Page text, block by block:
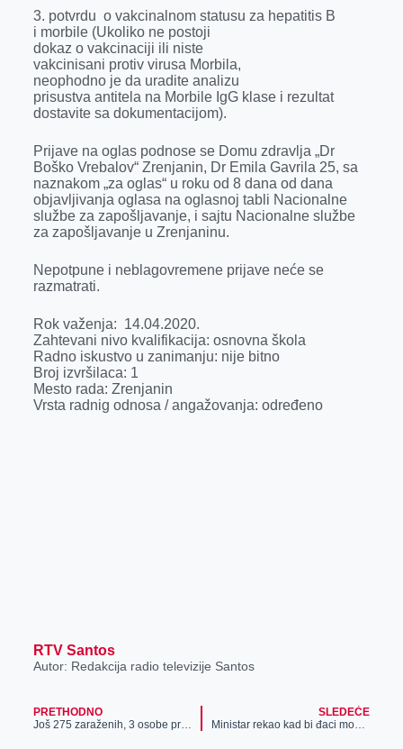
3. potvrdu o vakcinalnom statusu za hepatitis B
i morbile (Ukoliko ne postoji
dokaz o vakcinaciji ili niste
vakcinisani protiv virusa Morbila,
neophodno je da uradite analizu
prisustva antitela na Morbile IgG klase i rezultat
dostavite sa dokumentacijom).
Prijave na oglas podnose se Domu zdravlja „Dr
Boško Vrebalov“ Zrenjanin, Dr Emila Gavrila 25, sa
naznakom „za oglas“ u roku od 8 dana od dana
objavljivanja oglasa na oglasnoj tabli Nacionalne
službe za zapošljavanje, i sajtu Nacionalne službe
za zapošljavanje u Zrenjaninu.
Nepotpune i neblagovremene prijave neće se
razmatrati.
Rok važenja: 14.04.2020.
Zahtevani nivo kvalifikacija: osnovna škola
Radno iskustvo u zanimanju: nije bitno
Broj izvršilaca: 1
Mesto rada: Zrenjanin
Vrsta radnig odnosa / angažovanja: određeno
RTV Santos
Autor: Redakcija radio televizije Santos
PRETHODNO
Još 275 zaraženih, 3 osobe preminule
SLEDEĆE
Ministar rekao kad bi đaci mogli da se vrate u klupe